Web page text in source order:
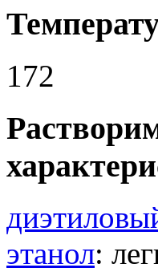
172
этанол: